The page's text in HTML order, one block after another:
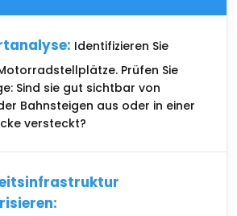
Identifizieren Sie
Prüfen Sie
Sind sie gut sichtbar von
Bahnsteigen aus oder in einer
versteckt?